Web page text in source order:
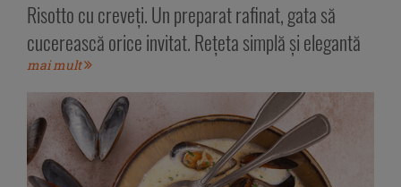
Risotto cu creveți. Un preparat rafinat, gata să
cucerească orice invitat. Rețeta simplă și elegantă
mai mult